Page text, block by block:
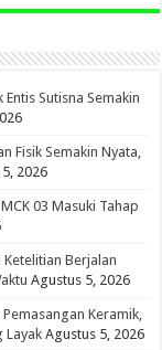
Sutisna Semakin
Fisik Semakin Nyata,
2026
03 Masuki Tahap
Berjalan
Agustus 5, 2026
Keramik,
Layak Agustus 5, 2026